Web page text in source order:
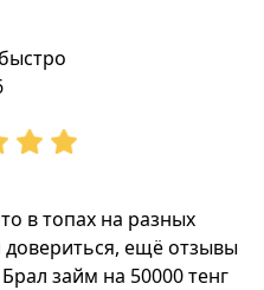
в топах на разных
довериться, ещё отзывы
займ на 50000 тенг